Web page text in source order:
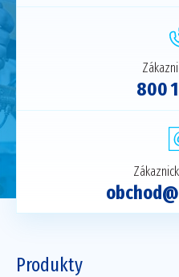
800
Produkty